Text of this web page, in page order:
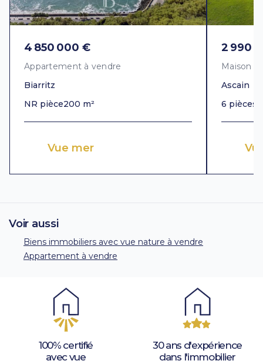
4 850 000 €
Appartement à vendre
Biarritz
NR pièce200 m²
Vue mer
2 990
Maison à
Ascain
6 pièces
Voir aussi
Biens immobiliers avec vue nature à vendre
Appartement à vendre
100% certifié
avec vue
30 ans d'expérience
dans l'immobilier